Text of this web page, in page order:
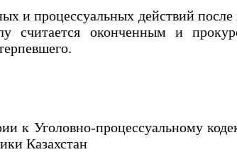
и процессуальных действий
считается оконченным и
к Уголовно-процессуальному
Казахстан